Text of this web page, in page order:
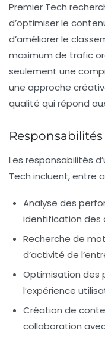
Premier Tech
d’optimiser le
d’améliorer le
maximum de trafic
seulement une
une approche
qualité qui répond
Les responsabilités
Tech incluent, entre
Analyse des
identification des
Recherche de
d’activité de
Optimisation des
l’expérience
Création de
collaboration